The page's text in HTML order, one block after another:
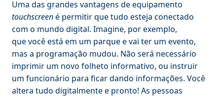
Uma das grandes vantagens de equipamento
touchscreené permitir que tudo esteja conectado
com o mundo digital. Imagine, por exemplo,
que você está em um parque e vai ter um evento,
mas a programação mudou. Não será necessário
imprimir um novo folheto informativo, ou instruir
um funcionário para ficar dando informações. Você
altera tudo digitalmente e pronto! As pessoas